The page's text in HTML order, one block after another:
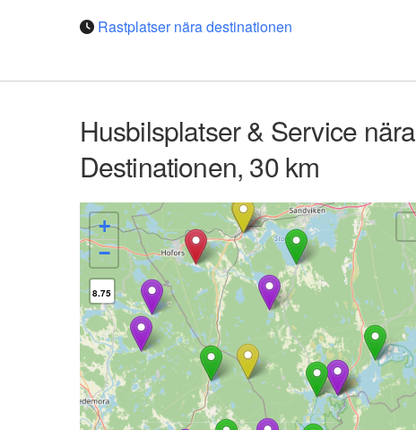
Rastplatser nära destinationen
Husbilsplatser & Service nära
Destinationen, 30 km
+
−
8.75